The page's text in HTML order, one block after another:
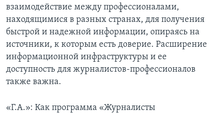
взаимодействие между профессионалами,
находящимися в разных странах, для получения
быстрой и надежной информации, опираясь на
источники, к которым есть доверие. Расширение
информационной инфраструктуры и ее
доступность для журналистов-профессионалов
также важна.
«Г.А.»: Как программа «Журналисты